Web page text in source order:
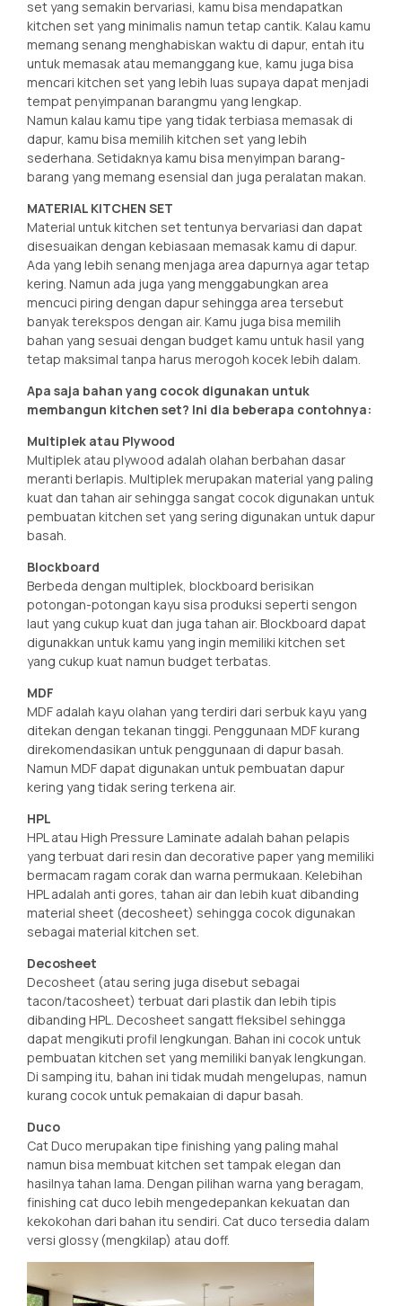
set yang semakin bervariasi, kamu bisa mendapatkan
kitchen set yang minimalis namun tetap cantik. Kalau kamu
memang senang menghabiskan waktu di dapur, entah itu
untuk memasak atau memanggang kue, kamu juga bisa
mencari kitchen set yang lebih luas supaya dapat menjadi
tempat penyimpanan barangmu yang lengkap.
Namun kalau kamu tipe yang tidak terbiasa memasak di
dapur, kamu bisa memilih kitchen set yang lebih
sederhana. Setidaknya kamu bisa menyimpan barang-
barang yang memang esensial dan juga peralatan makan.
MATERIAL KITCHEN SET
Material untuk kitchen set tentunya bervariasi dan dapat
disesuaikan dengan kebiasaan memasak kamu di dapur.
Ada yang lebih senang menjaga area dapurnya agar tetap
kering. Namun ada juga yang menggabungkan area
mencuci piring dengan dapur sehingga area tersebut
banyak terekspos dengan air. Kamu juga bisa memilih
bahan yang sesuai dengan budget kamu untuk hasil yang
tetap maksimal tanpa harus merogoh kocek lebih dalam.
Apa saja bahan yang cocok digunakan untuk
membangun kitchen set? Ini dia beberapa contohnya:
Multiplek atau Plywood
Multiplek atau plywood adalah olahan berbahan dasar
meranti berlapis. Multiplek merupakan material yang paling
kuat dan tahan air sehingga sangat cocok digunakan untuk
pembuatan kitchen set yang sering digunakan untuk dapur
basah.
Blockboard
Berbeda dengan multiplek, blockboard berisikan
potongan-potongan kayu sisa produksi seperti sengon
laut yang cukup kuat dan juga tahan air. Blockboard dapat
digunakkan untuk kamu yang ingin memiliki kitchen set
yang cukup kuat namun budget terbatas.
MDF
MDF adalah kayu olahan yang terdiri dari serbuk kayu yang
ditekan dengan tekanan tinggi. Penggunaan MDF kurang
direkomendasikan untuk penggunaan di dapur basah.
Namun MDF dapat digunakan untuk pembuatan dapur
kering yang tidak sering terkena air.
HPL
HPL atau High Pressure Laminate adalah bahan pelapis
yang terbuat dari resin dan decorative paper yang memiliki
bermacam ragam corak dan warna permukaan. Kelebihan
HPL adalah anti gores, tahan air dan lebih kuat dibanding
material sheet (decosheet) sehingga cocok digunakan
sebagai material kitchen set.
Decosheet
Decosheet (atau sering juga disebut sebagai
tacon/tacosheet) terbuat dari plastik dan lebih tipis
dibanding HPL. Decosheet sangatt fleksibel sehingga
dapat mengikuti profil lengkungan. Bahan ini cocok untuk
pembuatan kitchen set yang memiliki banyak lengkungan.
Di samping itu, bahan ini tidak mudah mengelupas, namun
kurang cocok untuk pemakaian di dapur basah.
Duco
Cat Duco merupakan tipe finishing yang paling mahal
namun bisa membuat kitchen set tampak elegan dan
hasilnya tahan lama. Dengan pilihan warna yang beragam,
finishing cat duco lebih mengedepankan kekuatan dan
kekokohan dari bahan itu sendiri. Cat duco tersedia dalam
versi glossy (mengkilap) atau doff.